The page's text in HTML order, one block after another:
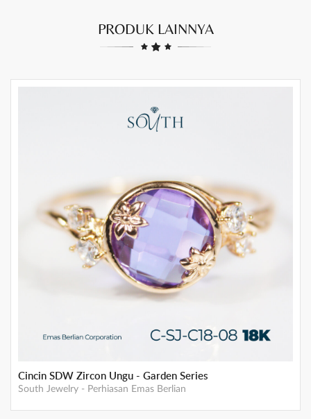
PRODUK LAINNYA
Cincin SDW Zircon Ungu - Garden Series
South Jewelry - Perhiasan Emas Berlian